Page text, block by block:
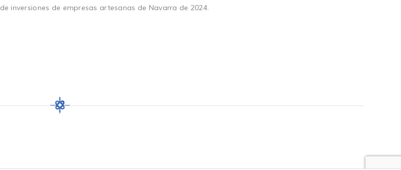
de inversiones de empresas artesanas de Navarra de 2024.